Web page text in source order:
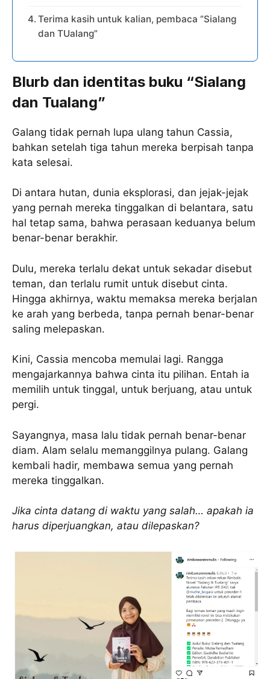
Terima kasih untuk kalian, pembaca “Sialang
dan TUalang”
Blurb dan identitas buku “Sialang
dan Tualang”
Galang tidak pernah lupa ulang tahun Cassia,
bahkan setelah tiga tahun mereka berpisah tanpa
kata selesai.
Di antara hutan, dunia eksplorasi, dan jejak-jejak
yang pernah mereka tinggalkan di belantara, satu
hal tetap sama, bahwa perasaan keduanya belum
benar-benar berakhir.
Dulu, mereka terlalu dekat untuk sekadar disebut
teman, dan terlalu rumit untuk disebut cinta.
Hingga akhirnya, waktu memaksa mereka berjalan
ke arah yang berbeda, tanpa pernah benar-benar
saling melepaskan.
Kini, Cassia mencoba memulai lagi. Rangga
mengajarkannya bahwa cinta itu pilihan. Entah ia
memilih untuk tinggal, untuk berjuang, atau untuk
pergi.
Sayangnya, masa lalu tidak pernah benar-benar
diam. Alam selalu memanggilnya pulang. Galang
kembali hadir, membawa semua yang pernah
mereka tinggalkan.
Jika cinta datang di waktu yang salah… apakah ia
harus diperjuangkan, atau dilepaskan?